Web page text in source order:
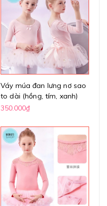
Váy múa đan lưng nơ sao
to dài (hồng, tím, xanh)
350.000₫